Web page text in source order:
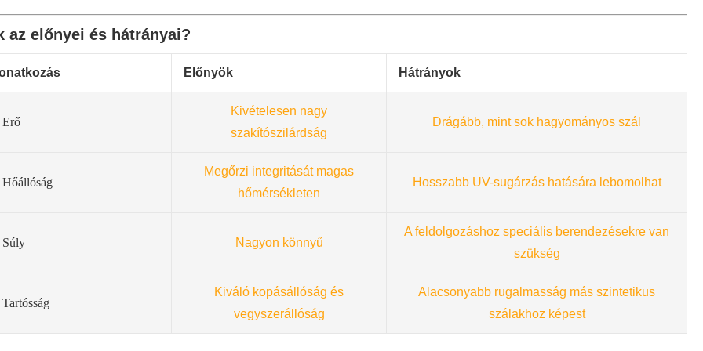
az előnyei és hátrányai?
Előnyök Hátrányok
Erő
Kivételesen nagy
szakítószilárdság
Drágább, mint sok hagyományos szál
Hőállóság
Megőrzi integritását magas
hőmérsékleten
Hosszabb UV-sugárzás hatására lebomolhat
Súly Nagyon könnyű
A feldolgozáshoz speciális berendezésekre van
szükség
Tartósság
Kiváló kopásállóság és
vegyszerállóság
Alacsonyabb rugalmasság más szintetikus
szálakhoz képest